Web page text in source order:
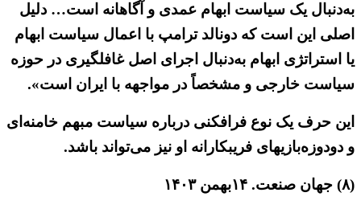
به‌دنبال یک سیاست ابهام عمدی و آگاهانه است… دلیل
اصلی این است که دونالد ترامپ با اعمال سیاست ابهام
یا استراتژی ابهام به‌دنبال اجرای اصل غافلگیری در حوزه
سیاست خارجی و مشخصاً در مواجهه با ایران است».
این حرف یک نوع فرافکنی درباره سیاست مبهم خامنه‌ای
و دودوزه‌بازیهای فریبکارانه او نیز می‌تواند باشد.
(۸) جهان صنعت. ۱۴بهمن ۱۴۰۳